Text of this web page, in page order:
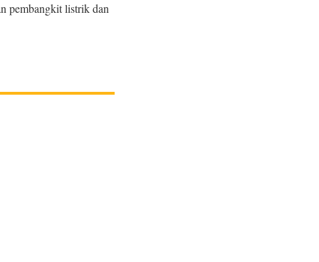
pembangkit listrik dan